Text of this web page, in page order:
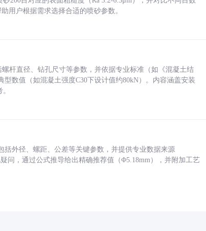
用户根据需求选择合适的喷砂参数。
杆直径、钻孔尺寸等参数，并依据专业标准（如《混凝土结
数值（如混凝土强度C30下设计值约80kN）。内容涵盖安装
括外径、螺距、公差等关键参数，并提供专业数据来源
问，通过公式推导给出精确推荐值（Φ5.18mm），并附加工艺